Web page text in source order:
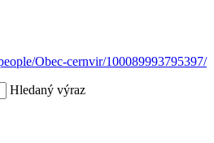
Obec-cernvir/100089993795397/
Hledaný výraz